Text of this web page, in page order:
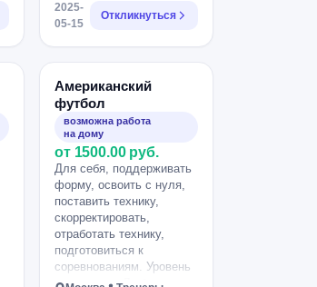
2025-
05-15
Откликнуться
Американский
футбол
возможна работа
на дому
от 1500.00 руб.
Для себя, поддерживать
форму, освоить с нуля,
поставить технику,
скорректировать,
отработать технику,
подготовиться к
соревнованиям. Уровень
подготовки: Любитель.